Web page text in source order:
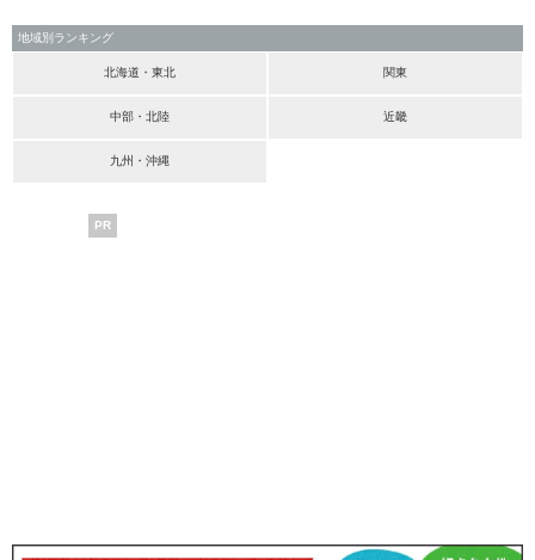
地域別ランキング
北海道・東北 関東
中部・北陸 近畿
九州・沖縄
PR